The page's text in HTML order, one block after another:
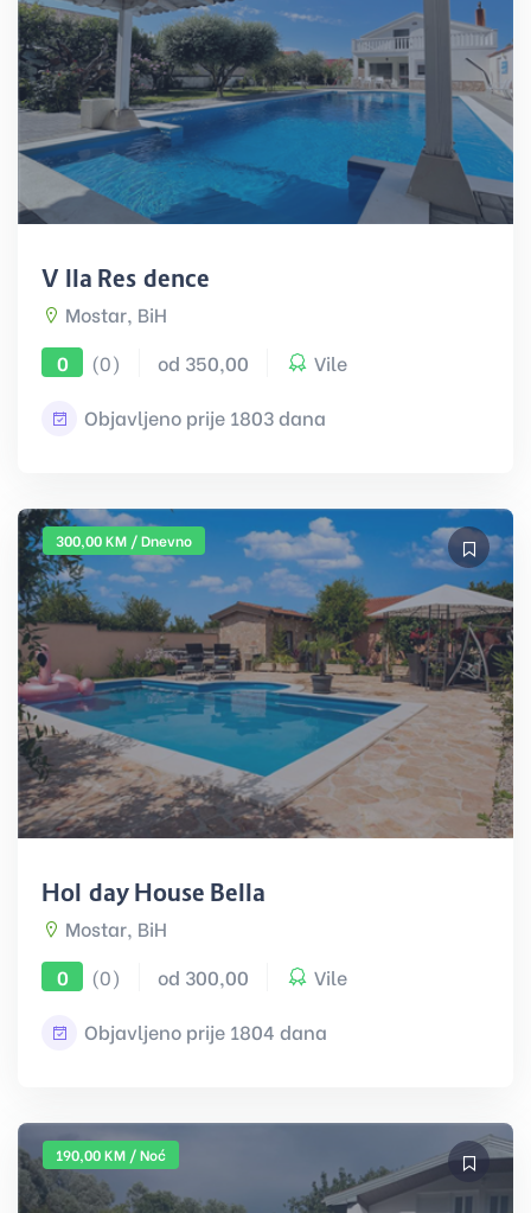
Villa Residence
Mostar, BiH
0
(0) od 350,00 Vile
Objavljeno prije 1803 dana
300,00 KM / Dnevno
Holiday House Bella
Mostar, BiH
0
(0) od 300,00 Vile
Objavljeno prije 1804 dana
190,00 KM / Noć